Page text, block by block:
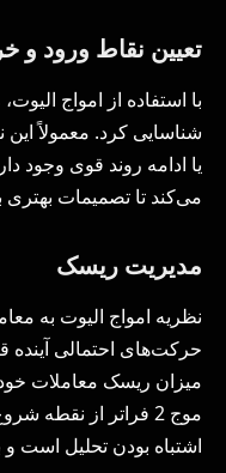
تعیین نقاط ورود و
با استفاده از امواج
شناسایی کرد. معمولاً
یا ادامه روند قوی وجود
می‌کند تا تصمیمات بهتری
مدیریت ریسک
نظریه امواج الیوت به
حرکت‌های احتمالی آینده
میزان ریسک معاملات خود
اشتباه بودن تحلیل است و